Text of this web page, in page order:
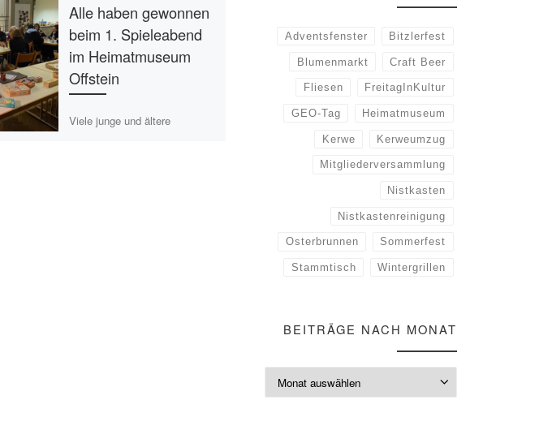
Alle haben gewonnen
beim 1. Spieleabend
im Heimatmuseum
Offstein
Viele junge und ältere
„Im Herzen Perus“ Ein
beeindruckender
Vortrag von Luisa
Stoeckel
Mit fesselnden Bildern
berichtet Luisa Stoeckel von
Jahr (FSJ) „Im Herzen Perus“,
welches sie von der
[…]
Adventsfenster Bitzlerfest
Blumenmarkt Craft Beer
Fliesen FreitagInKultur
GEO-Tag Heimatmuseum
Kerwe Kerweumzug
Mitgliederversammlung
Nistkasten
Nistkastenreinigung
Osterbrunnen Sommerfest
Stammtisch Wintergrillen
BEITRÄGE NACH MONAT